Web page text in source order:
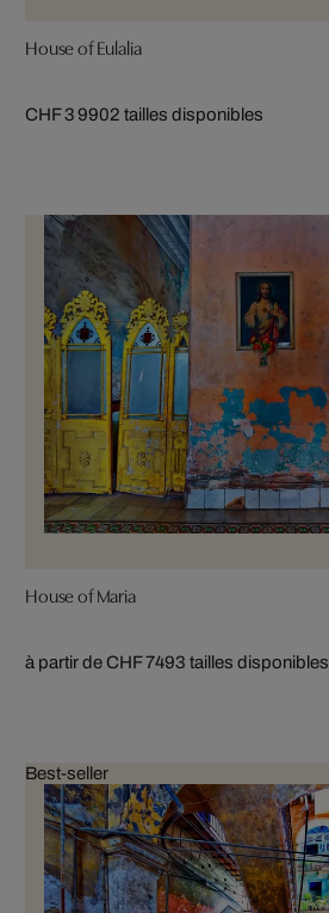
House of Eulalia
CHF 3 9902 tailles disponibles
House of Maria
à partir de CHF 7493 tailles disponibles
Best-seller